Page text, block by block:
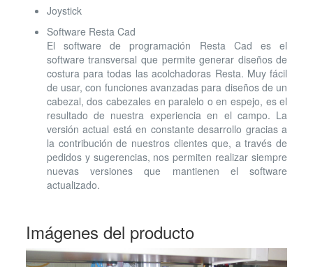
Joystick
Software Resta Cad
El software de programación Resta Cad es el
software transversal que permite generar diseños de
costura para todas las acolchadoras Resta. Muy fácil
de usar, con funciones avanzadas para diseños de un
cabezal, dos cabezales en paralelo o en espejo, es el
resultado de nuestra experiencia en el campo. La
versión actual está en constante desarrollo gracias a
la contribución de nuestros clientes que, a través de
pedidos y sugerencias, nos permiten realizar siempre
nuevas versiones que mantienen el software
actualizado.
Imágenes del producto